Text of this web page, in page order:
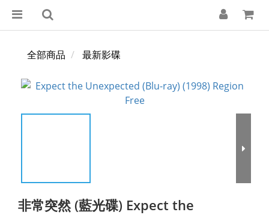
全部商品 最新影碟
非常突然 (藍光碟) Expect the